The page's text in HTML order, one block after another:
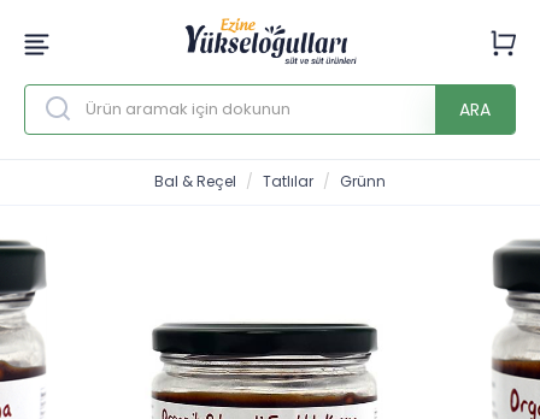
ARA
Bal & Reçel Tatlılar Grünn